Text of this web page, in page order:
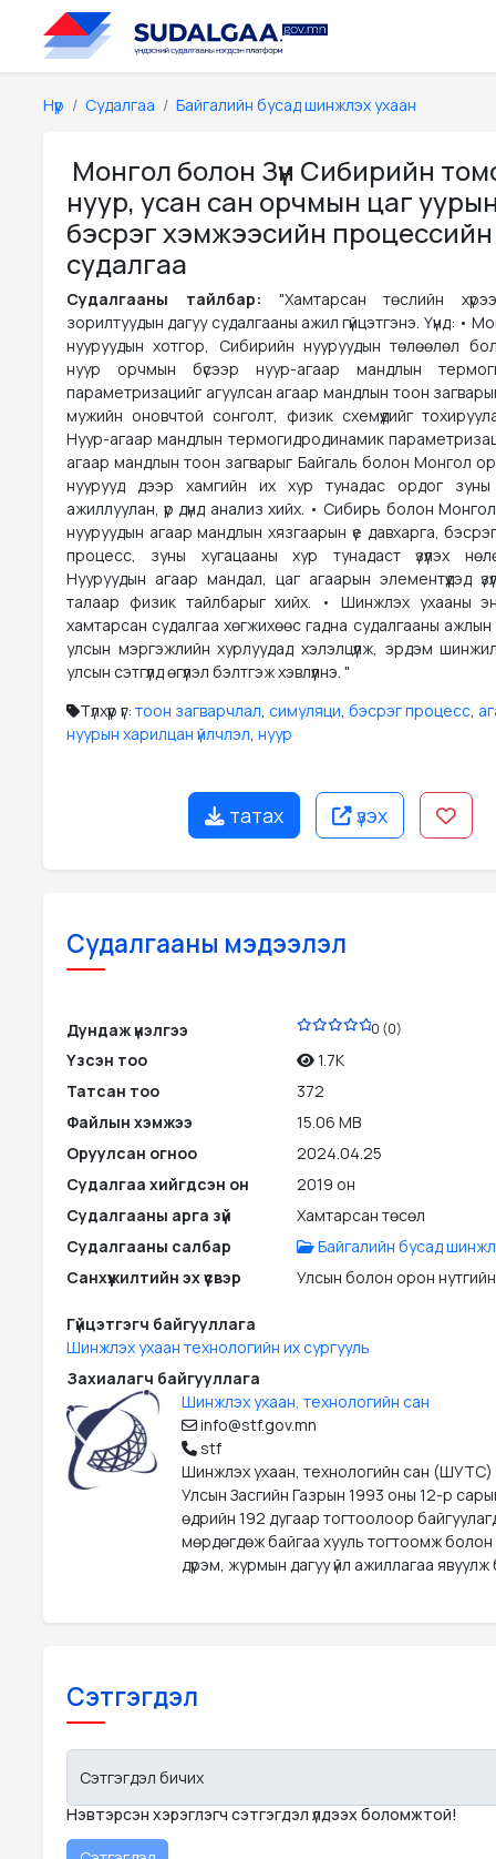
Нүүр Судалгаа Байгалийн бусад шинжлэх ухаан
Монгол болон Зүүн Сибирийн
нуур, усан сан орчмын цаг
бэсрэг хэмжээсийн процессийн
судалгаа
Судалгааны тайлбар: "Хамтарсан төслийн
зорилтуудын дагуу судалгааны ажил гүйцэтгэнэ. Үүнд: •
нууруудын хотгор, Сибирийн нууруудын төлөөлөл
нуур орчмын бүсээр нуур-агаар мандлын
параметризацийг агуулсан агаар мандлын тоон
мужийн оновчтой сонголт, физик схемүүдийг
Нуур-агаар мандлын термогидродинамик
агаар мандлын тоон загварыг Байгаль болон Монгол
нуурууд дээр хамгийн их хур тунадас ордог зуны
ажиллуулан, үр дүнд анализ хийх. • Сибирь болон
нууруудын агаар мандлын хязгаарын үе давхарга,
процесс, зуны хугацааны хур тунадаст үзүүлэх
Нууруудын агаар мандал, цаг агаарын элементүүдэд
талаар физик тайлбарыг хийх. • Шинжлэх ухааны
хамтарсан судалгаа хөгжихөөс гадна судалгааны ажлын
улсын мэргэжлийн хурлуудад хэлэлцүүлж, эрдэм
улсын сэтгүүлд өгүүлэл бэлтгэж хэвлүүлнэ. "
Түлхүүр үг: тоон загварчлал, симуляци, бэсрэг процесс,
нуурын харилцан үйлчлэл, нуур
татах үзэх
Судалгааны мэдээлэл
Дундаж үнэлгээ 0 (0)
Үзсэн тоо
1.7K
Татсан тоо
372
Файлын хэмжээ
15.06 MB
Оруулсан огноо
2024.04.25
Судалгаа хийгдсэн он
2019 он
Судалгааны арга зүй
Хамтарсан төсөл
Судалгааны салбар
Байгалийн бусад
Санхүүжилтийн эх үүсвэр
Улсын болон орон
Гүйцэтгэгч байгууллага
Шинжлэх ухаан технологийн их сургууль
Захиалагч байгууллага
Шинжлэх ухаан, технологийн сан
info@stf.gov.mn
stf
Шинжлэх ухаан, технологийн сан
Улсын Засгийн Газрын 1993 оны 12-р
өдрийн 192 дугаар тогтоолоор
мөрдөгдөж байгаа хууль тогтоомж
дүрэм, журмын дагуу үйл ажиллагаа явуулж
Сэтгэгдэл
Сэтгэгдэл бичих
Нэвтэрсэн хэрэглэгч сэтгэгдэл үлдээх боломжтой!